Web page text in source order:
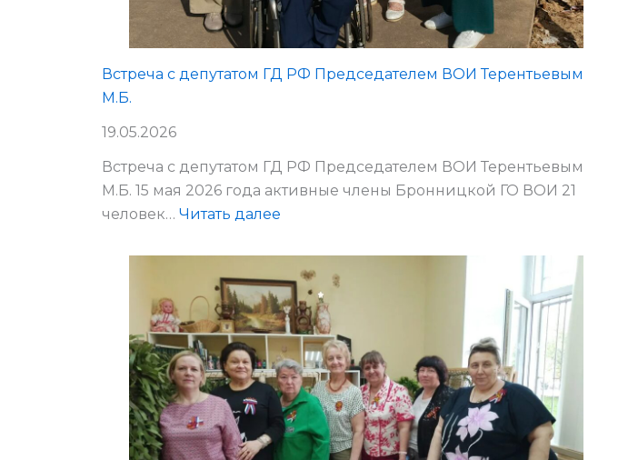
Встреча с депутатом ГД РФ Председателем ВОИ Терентьевым
М.Б.
19.05.2026
Встреча с депутатом ГД РФ Председателем ВОИ Терентьевым
М.Б. 15 мая 2026 года активные члены Бронницкой ГО ВОИ 21
человек… Читать далее
с
депутатом
ГД
РФ
Председателем
ВОИ
Терентьевым
М.Б.